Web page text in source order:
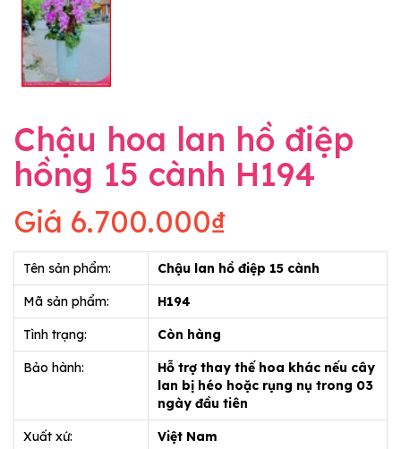
Chậu hoa lan hồ điệp
hồng 15 cành H194
Giá 6.700.000₫
Tên sản phẩm: Chậu lan hồ điệp 15 cành
Mã sản phẩm: H194
Tình trạng: Còn hàng
Bảo hành:
Hỗ trợ thay thế hoa khác nếu cây
lan bị héo hoặc rụng nụ trong 03
ngày đầu tiên
Xuất xứ: Việt Nam